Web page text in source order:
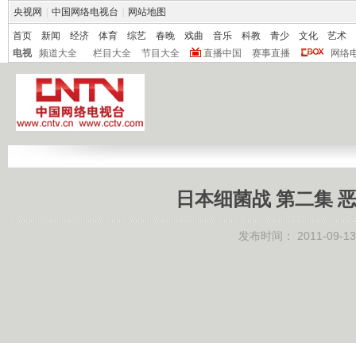
央视网 中国网络电视台 网站地图
首页 新闻 经济 体育 综艺 春晚 戏曲 音乐 科教 青少 文化
艺术
电视
频道大全 栏目大全 节目大全 直播中国 赛事直播 网络
日本细菌战 第二集
发布时间： 2011-09-